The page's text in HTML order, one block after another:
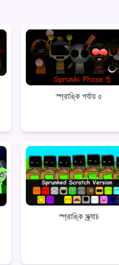
স্প্রাঙ্কি পর্যায় ৫
স্প্রাঙ্কি স্ক্র্যাচ